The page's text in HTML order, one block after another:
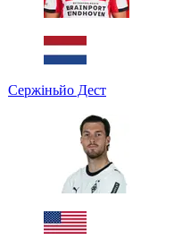
Сержіньйо Дест